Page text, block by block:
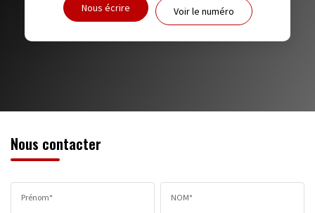
RESTAURANTS ET CAFÉS COMMERCES
Nous écrire Voir le numéro
Nous contacter
Prénom* NOM*